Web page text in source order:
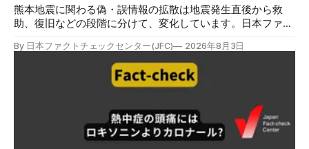
熊本地震に関わる偽・誤情報の拡散は地震発生直後から救
助、復旧などの段階に分けて、変化しています。日本ファク
（JFC「災害時に広がる偽情報5つの類型」）も参考にして
みてください。近年はこれらに加えてAI生成によるディープ
フェイクも目立ちます。 ✉️日本ファクトチェックセンター
アも含めて、ファクトチェックや偽情報関連の情報をまとめ
ました。同じ内容をニュースレターでも配信しています。登
By 日本ファクトチェックセンター(JFC) 2026年8月3日